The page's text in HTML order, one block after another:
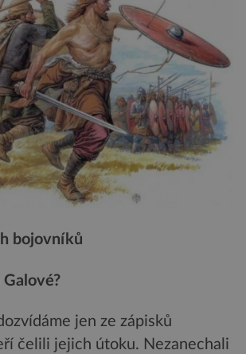
bojovníků
jen ze zápisků
čelili jejich útoku. Nezanechali